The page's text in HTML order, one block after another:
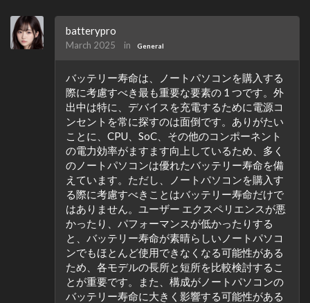
batterypro
March 2025 in General
バッテリー寿命は、ノートパソコンを購入する
際に考慮すべき最も重要な要素の 1 つです。外
出中は特に、デバイスを充電するために電源コ
ンセントを常に探すのは面倒です。ありがたい
ことに、CPU、SoC、その他のコンポーネント
の電力効率がますます向上しているため、多く
のノートパソコンは優れたバッテリー寿命を備
えています。ただし、ノートパソコンを購入す
る際に考慮すべきことはバッテリー寿命だけで
はありません。ユーザー エクスペリエンスが悪
かったり、パフォーマンスが低かったりする
と、バッテリー寿命が素晴らしいノートパソコ
ンでもほとんど使用できなくなる可能性がある
ため、各モデルの長所と短所を比較検討するこ
とが重要です。また、構成がノートパソコンの
バッテリー寿命に大きく影響する可能性がある